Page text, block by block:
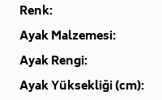
Renk:
Ayak Malzemesi:
Ayak Rengi:
Ayak Yüksekliği (cm):